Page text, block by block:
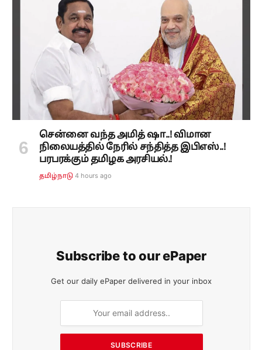
சென்னை வந்த அமித் ஷா..! விமான
நிலையத்தில் நேரில் சந்தித்த இபிஎஸ்..!
பரபரக்கும் தமிழக அரசியல்.!
தமிழ்நாடு 4 hours ago
Subscribe to our ePaper
Get our daily ePaper delivered in your inbox
SUBSCRIBE